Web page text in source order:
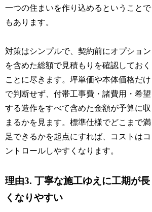
一つの住まいを作り込めるということで
もあります。
対策はシンプルで、契約前にオプション
を含めた総額で見積もりを確認しておく
ことに尽きます。坪単価や本体価格だけ
で判断せず、付帯工事費・諸費用・希望
する造作をすべて含めた金額が予算に収
まるかを見ます。標準仕様でどこまで満
足できるかを起点にすれば、コストはコ
ントロールしやすくなります。
理由3. 丁寧な施工ゆえに工期が長
くなりやすい